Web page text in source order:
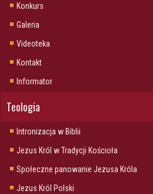
Konkurs
Galeria
Videoteka
Kontakt
Informator
Teologia
Intronizacja w Biblii
Jezus Król w Tradycji Kościoła
Społeczne panowanie Jezusa Króla
Jezus Król Polski